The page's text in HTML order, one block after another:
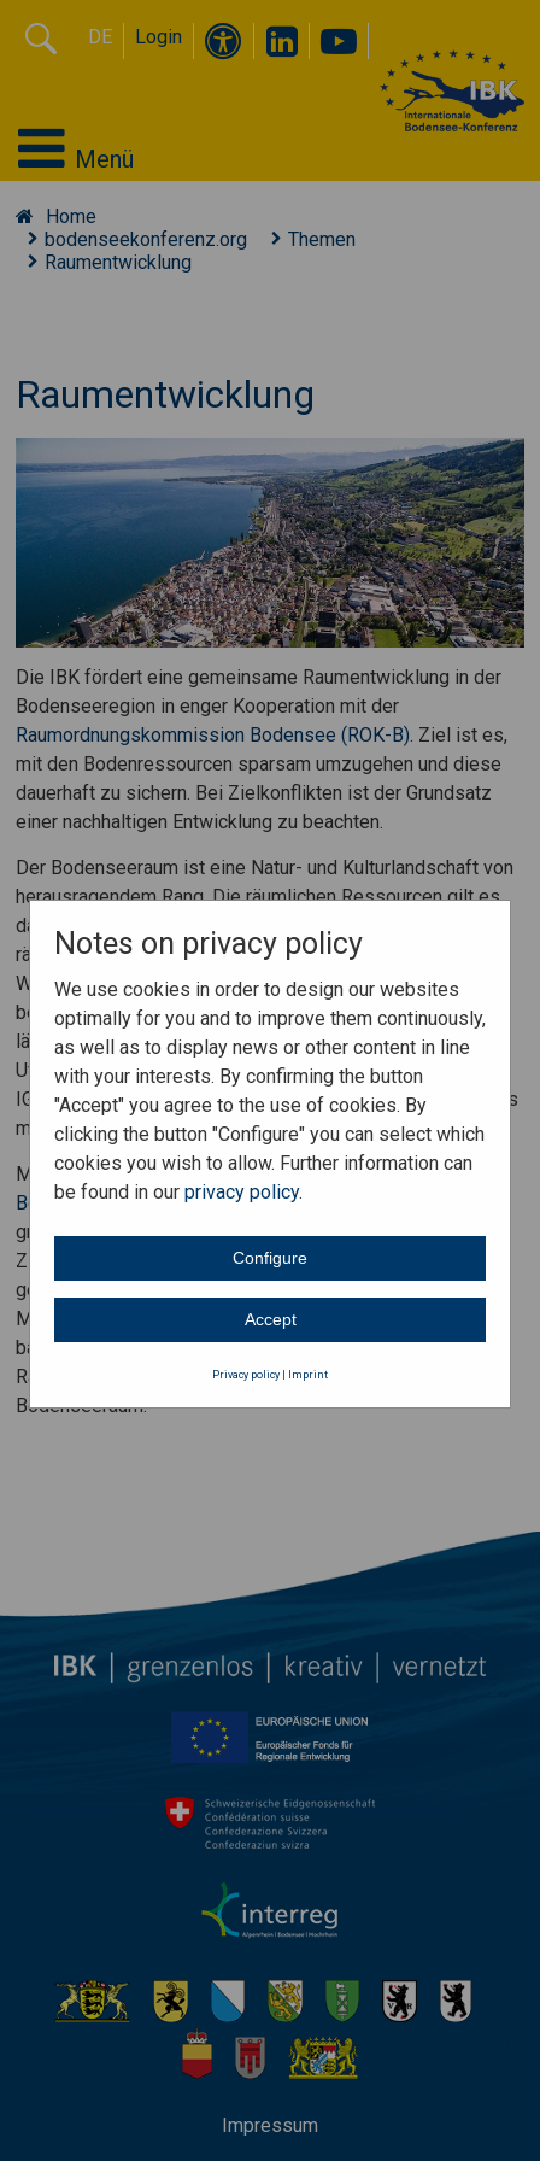
DE Login
Menü
Home
bodenseekonferenz.org
Themen
Raumentwicklung
Raumentwicklung
Die IBK fördert eine gemeinsame Raumentwicklung in der
Bodenseeregion in enger Kooperation mit der
Raumordnungskommission Bodensee (ROK-B). Ziel ist es,
mit den Bodenressourcen sparsam umzugehen und diese
dauerhaft zu sichern. Bei Zielkonflikten ist der Grundsatz
einer nachhaltigen Entwicklung zu beachten.
Der Bodenseeraum ist eine Natur- und Kulturlandschaft von
herausragendem Rang. Die räumlichen Ressourcen gilt es
daher sparsam zu nutzen und die unterschiedlichen
räumlichen Bedürfnisse für Leben, Wohnen, Verkehr,
Wirtschaft, Arbeit und Erholung ausgewogen zu
berücksichtigen. Ein Anliegen der IBK ist die Stärkung der
ländlichen Räume und die Entwicklung im sensiblen
Uferbereich (in Abstimmung zwischen IBK, ROK-B und
IGKB). Die IBK unterstützt die Positionierung der Region als
metropolitane Grenzregion.
Mit dem«Zielbild Raum und Verkehr für die internationale
Bodenseeregion»besteht ein Orientierungsrahmen für ein
grenzüberschreitend abgestimmtes Raumverständnis. Das
Zielbild besteht aus Text und Karten und enthält
gemeinsame Stoßrichtungen für Siedlungsentwicklung,
Mobilität und Landschaft in fünf prägenden Raumtypen. Es
basiert auf den bestehenden und rechtsgültigen
Raumkonzeptionen der Länder, Kantone und Regionen im
Bodenseeraum.
Impressum
Notes on privacy policy
We use cookies in order to design our websites
optimally for you and to improve them continuously,
as well as to display news or other content in line
with your interests. By confirming the button
"Accept" you agree to the use of cookies. By
clicking the button "Configure" you can select which
cookies you wish to allow. Further information can
be found in our privacy policy.
Configure
Accept
Privacy policy Imprint